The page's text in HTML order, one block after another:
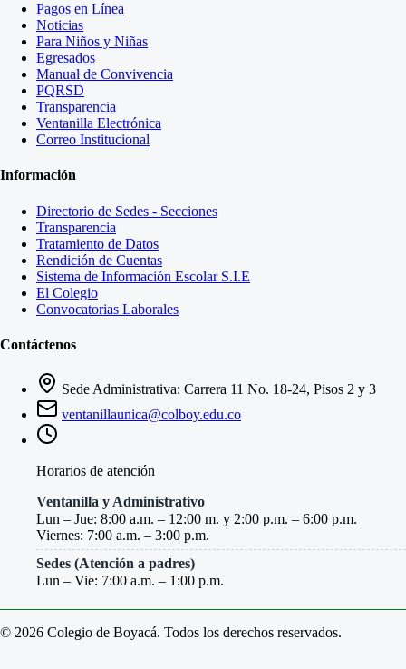
Pagos en Línea
Noticias
Para Niños y Niñas
Egresados
Manual de Convivencia
PQRSD
Transparencia
Ventanilla Electrónica
Correo Institucional
Información
Directorio de Sedes - Secciones
Transparencia
Tratamiento de Datos
Rendición de Cuentas
Sistema de Información Escolar S.I.E
El Colegio
Convocatorias Laborales
Contáctenos
Sede Administrativa: Carrera 11 No. 18-24, Pisos 2 y 3
ventanillaunica@colboy.edu.co
Horarios de atención
Ventanilla y Administrativo
Lun – Jue: 8:00 a.m. – 12:00 m. y 2:00 p.m. – 6:00 p.m.
Viernes: 7:00 a.m. – 3:00 p.m.
Sedes (Atención a padres)
Lun – Vie: 7:00 a.m. – 1:00 p.m.
© 2026 Colegio de Boyacá. Todos los derechos reservados.